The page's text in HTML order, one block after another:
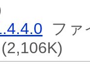
ファ
(2,106K)